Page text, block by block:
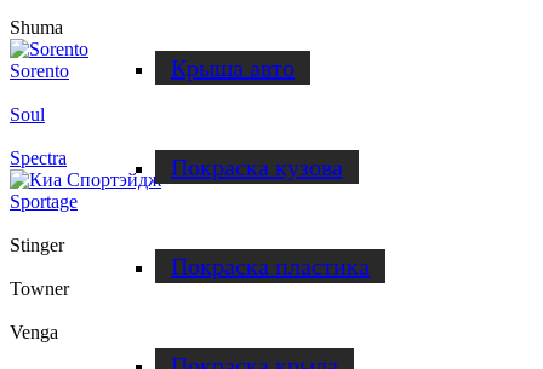
Крыша авто
Покраска кузова
Покраска пластика
Shuma
Sorento
Soul
Spectra
Sportage
Stinger
Towner
Venga